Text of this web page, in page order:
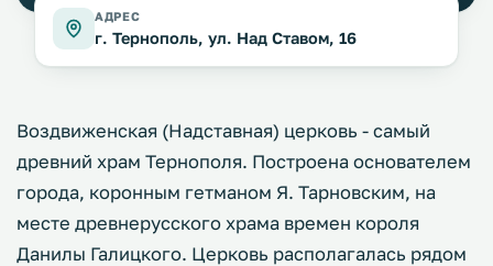
АДРЕС
г. Тернополь, ул. Над Ставом, 16
Воздвиженская (Надставная) церковь - самый
древний храм Тернополя. Построена основателем
города, коронным гетманом Я. Тарновским, на
месте древнерусского храма времен короля
Данилы Галицкого. Церковь располагалась рядом